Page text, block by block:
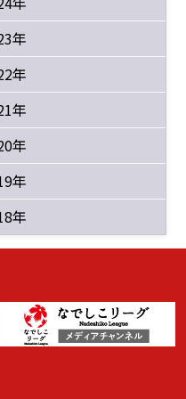
年
年
年
年
年
年